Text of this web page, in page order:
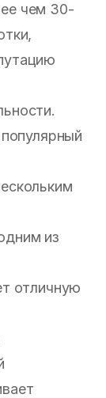
чем 30-
из
отличную